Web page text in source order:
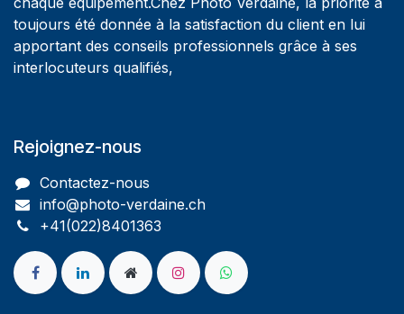
toujours été donnée à la satisfaction du client en lui
apportant des conseils professionnels grâce à ses
interlocuteurs qualifiés,
Rejoignez-nous
Contactez-nous
info@photo-verdaine.ch​
​​+41(022)8401363